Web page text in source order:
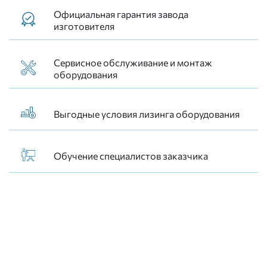
Официальная гарантия завода
изготовителя
Сервисное обслуживание и монтаж
оборудования
Выгодные условия лизинга оборудования
Обучение специалистов заказчика